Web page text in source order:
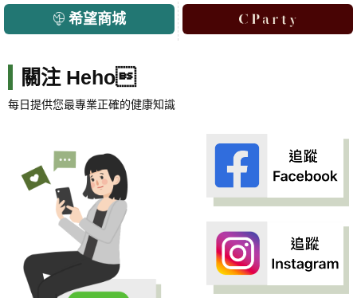
希望商城
關注 Heho
每日提供您最專業正確的健康知識